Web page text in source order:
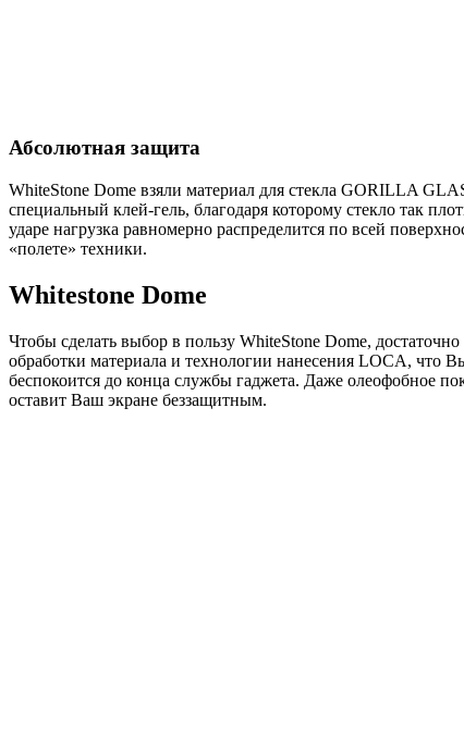
Абсолютная защита
WhiteStone Dome взяли материал для стекла GORILLA
специальный клей-гель, благодаря которому стекло так
ударе нагрузка равномерно распределится по всей
«полете» техники.
Whitestone Dome
Чтобы сделать выбор в пользу WhiteStone Dome,
обработки материала и технологии нанесения LOCA, что
беспокоится до конца службы гаджета. Даже олеофобное
оставит Ваш экране беззащитным.